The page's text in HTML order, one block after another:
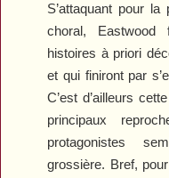
S’attaquant pour
choral,
histoires à priori
et qui finiront par
C’est d’ailleurs
principaux
protagonistes
grossière. Bref,